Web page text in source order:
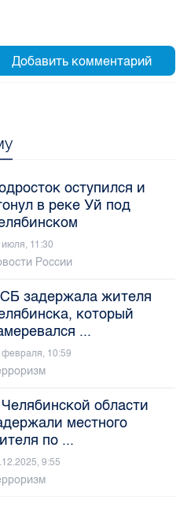
оступился и
в реке Уй под
11:30
России
задержала жителя
который
...
февраля, 10:59
области
местного
по ...
9:55